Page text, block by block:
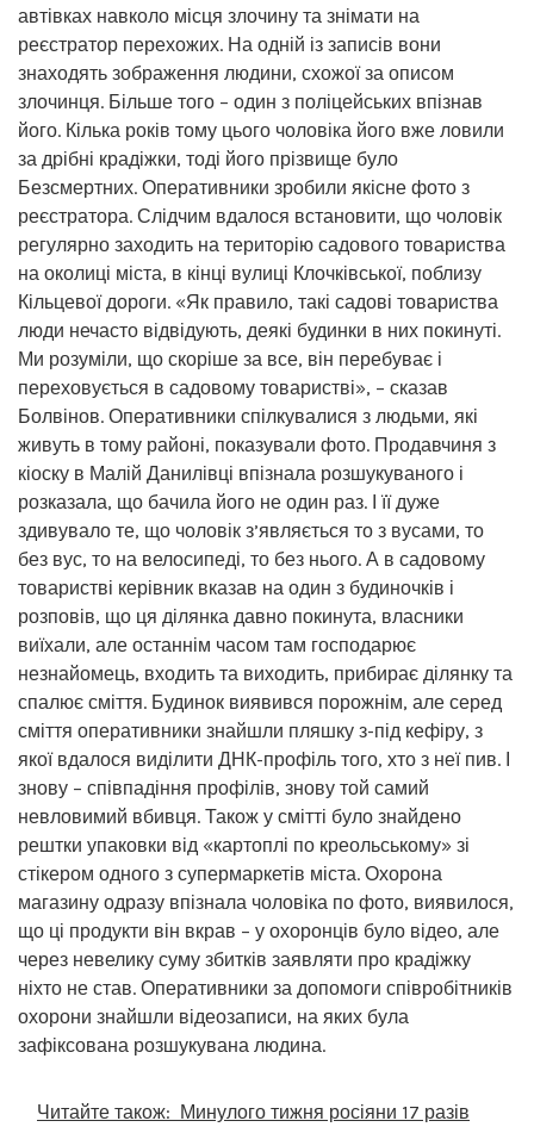
автівках навколо місця злочину та знімати на
реєстратор перехожих. На одній із записів вони
знаходять зображення людини, схожої за описом
злочинця. Більше того – один з поліцейських впізнав
його. Кілька років тому цього чоловіка його вже ловили
за дрібні крадіжки, тоді його прізвище було
Безсмертних. Оперативники зробили якісне фото з
реєстратора. Слідчим вдалося встановити, що чоловік
регулярно заходить на територію садового товариства
на околиці міста, в кінці вулиці Клочківської, поблизу
Кільцевої дороги. «Як правило, такі садові товариства
люди нечасто відвідують, деякі будинки в них покинуті.
Ми розуміли, що скоріше за все, він перебуває і
переховується в садовому товаристві», – сказав
Болвінов. Оперативники спілкувалися з людьми, які
живуть в тому районі, показували фото. Продавчиня з
кіоску в Малій Данилівці впізнала розшукуваного і
розказала, що бачила його не один раз. І її дуже
здивувало те, що чоловік з’являється то з вусами, то
без вус, то на велосипеді, то без нього. А в садовому
товаристві керівник вказав на один з будиночків і
розповів, що ця ділянка давно покинута, власники
виїхали, але останнім часом там господарює
незнайомець, входить та виходить, прибирає ділянку та
спалює сміття. Будинок виявився порожнім, але серед
сміття оперативники знайшли пляшку з-під кефіру, з
якої вдалося виділити ДНК-профіль того, хто з неї пив. І
знову – співпадіння профілів, знову той самий
невловимий вбивця. Також у смітті було знайдено
рештки упаковки від «картоплі по креольському» зі
стікером одного з супермаркетів міста. Охорона
магазину одразу впізнала чоловіка по фото, виявилося,
що ці продукти він вкрав – у охоронців було відео, але
через невелику суму збитків заявляти про крадіжку
ніхто не став. Оперативники за допомоги співробітників
охорони знайшли відеозаписи, на яких була
зафіксована розшукувана людина.
Читайте також: Минулого тижня росіяни 17 разів